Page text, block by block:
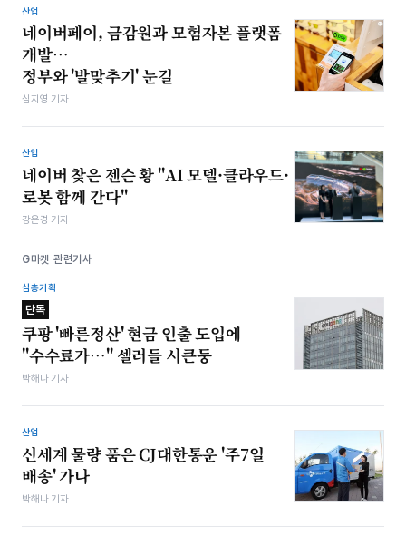
산업
네이버페이, 금감원과 모험자본 플랫폼
개발…
정부와 '발맞추기' 눈길
심지영 기자
산업
네이버 찾은 젠슨 황 "AI 모델·클라우드·
로봇 함께 간다"
강은경 기자
G마켓 관련기사
심층기획
단독
쿠팡 '빠른정산' 현금 인출 도입에
"수수료가…" 셀러들 시큰둥
박해나 기자
산업
신세계 물량 품은 CJ대한통운 '주7일
배송' 가나
박해나 기자